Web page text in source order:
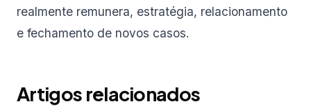
realmente remunera, estratégia, relacionamento
e fechamento de novos casos.
Artigos relacionados